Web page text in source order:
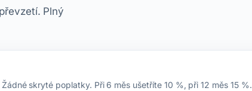
Plný
skryté poplatky. Při 6 měs ušetříte 10 %, při 12 měs 15 %.